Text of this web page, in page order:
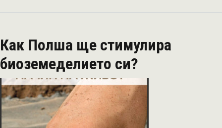
в
№5
по
искане
на
биопроизводителите
Как Полша ще стимулира
биоземеделието си?